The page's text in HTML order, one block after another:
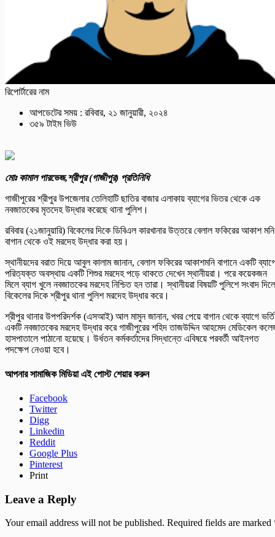
রিপোর্টারের নাম
আপডেটের সময় : রবিবার, ২১ জানুয়ারী, ২০২৪
৩৫৯ টাইম ভিউ
মোঃ কামাল পারভেজ,শ্রীপুর (গাজীপুর) প্রতিনিধি
গাজীপুরের শ্রীপুর উপজেলার তেলিহাটি ছাতির বাজার এলাকায় ব্যাগের ভিতর থেকে এক
নবজাতকের মৃতদেহ উদ্ধার করেছে থানা পুলিশ।
রবিবার (২১জানুয়ারি) বিকেলের দিকে ডিবিএল কারখানার উত্তরে বেলাল ফকিরের আকাশ মনি
বাগান থেকে ওই মরদেহ উদ্ধার করা হয়।
স্থানীয়দের বরাত দিয়ে আবুল কালাম জানান, বেলাল ফকিরের আকাশমনি বাগানে একটি
পরিত্যক্ত অবস্থায় একটি শিশুর মরদেহ পড়ে থাকতে দেখেন স্থানীয়রা। পরে কয়েকজন
মিলে ব্যাগ খুলে নবজাতকের মরদেহ নিশ্চিত হন তারা। স্থানীয়রা বিষয়টি পুলিশে সংবাদ দিলে
বিকেলের দিকে শ্রীপুর থানা পুলিশ মরদেহ উদ্ধার করে।
শ্রীপুর থানার উপপরিদর্শক (এসআই) আল মামুন জানান, খবর পেয়ে বাগান থেকে ব্যাগে ভর্তি
একটি নবজাতকের মরদেহ উদ্ধার করে গাজীপুরের শহিদ তাজউদ্দিন আহমেদ মেডিকেল
হাসপাতালে পাঠানো হয়েছে। উর্ধতন কর্মকর্তাদের সিদ্ধান্তে এবিষয়ে পরবর্তী আইনগত
পদক্ষেপ নেওয়া হবে।
আপনার সামাজিক মিডিয়া এই পোস্ট শেয়ার করুন
Facebook
Twitter
Digg
Linkedin
Reddit
Google Plus
Pinterest
Print
Leave a Reply
Your email address will not be published. Required fields are marked